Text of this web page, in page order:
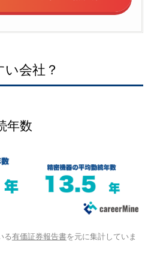
会社？
年数
る有価証券報告書を元に集計していま